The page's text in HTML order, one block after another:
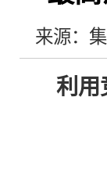
来源：
利用